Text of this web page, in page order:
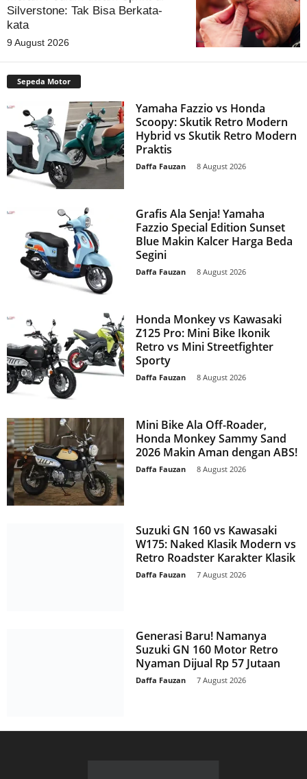
Silverstone: Tak Bisa Berkata-
kata
9 August 2026
Sepeda Motor
Yamaha Fazzio vs Honda
Scoopy: Skutik Retro Modern
Hybrid vs Skutik Retro Modern
Praktis
Daffa Fauzan 8 August 2026
Grafis Ala Senja! Yamaha
Fazzio Special Edition Sunset
Blue Makin Kalcer Harga Beda
Segini
Daffa Fauzan 8 August 2026
Honda Monkey vs Kawasaki
Z125 Pro: Mini Bike Ikonik
Retro vs Mini Streetfighter
Sporty
Daffa Fauzan 8 August 2026
Mini Bike Ala Off-Roader,
Honda Monkey Sammy Sand
2026 Makin Aman dengan ABS!
Daffa Fauzan 8 August 2026
Suzuki GN 160 vs Kawasaki
W175: Naked Klasik Modern vs
Retro Roadster Karakter Klasik
Daffa Fauzan 7 August 2026
Generasi Baru! Namanya
Suzuki GN 160 Motor Retro
Nyaman Dijual Rp 57 Jutaan
Daffa Fauzan 7 August 2026